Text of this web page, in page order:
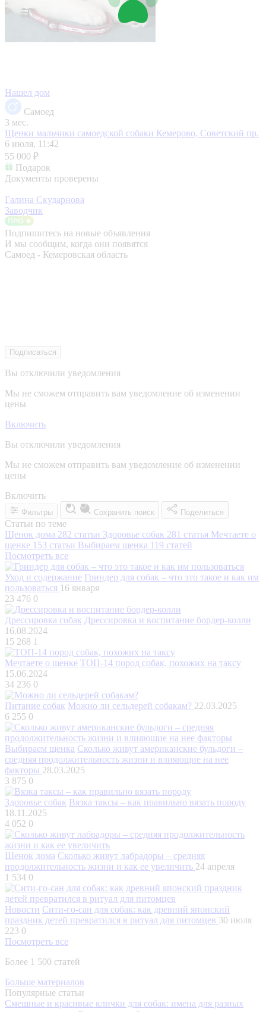
Нашел дом
Самоед
3 мес.
Щенки мальчики самоедской собаки Кемерово, Советский пр.
6 июля, 11:42
55 000 ₽
Подарок
Документы проверены
Галина Скударнова
Заводчик
Подпишитесь на новые объявления
И мы сообщим, когда они появятся
Самоед - Кемеровская область
Подписаться
Вы отключили уведомления
Мы не сможем отправить вам уведомление об изменении
цены
Включить
Вы отключили уведомления
Мы не сможем отправить вам уведомление об изменении
цены
Включить
Фильтры Сохранить поиск Поделиться
Статьи по теме
Щенок дома 282 статьи Здоровье собак 281 статья Мечтаете о
щенке 153 статьи Выбираем щенка 119 статей
Посмотреть все
Уход и содержание Гриндер для собак – что это такое и как им
пользоваться 16 января
23 476 0
Дрессировка собак Дрессировка и воспитание бордер-колли
16.08.2024
15 268 1
Мечтаете о щенке ТОП-14 пород собак, похожих на таксу
15.06.2024
34 236 0
Питание собак Можно ли сельдерей собакам? 22.03.2025
6 255 0
Выбираем щенка Сколько живут американские бульдоги –
средняя продолжительность жизни и влияющие на нее
факторы 28.03.2025
3 875 0
Здоровье собак Вязка таксы – как правильно вязать породу
18.11.2025
4 052 0
Щенок дома Сколько живут лабрадоры – средняя
продолжительность жизни и как ее увеличить 24 апреля
1 534 0
Новости Сити-го-сан для собак: как древний японский
праздник детей превратился в ритуал для питомцев 30 июля
223 0
Посмотреть все
Более 1 500 статей
Больше материалов
Популярные статьи
Смешные и красивые клички для собак: имена для разных